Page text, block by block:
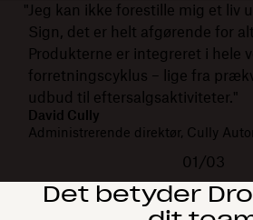
"Jeg kan ikke forestille mig et liv
Sign, det er helt afgørende for
Produkterne er integreret i hele
forretningscyklus – lige fra
udbud til eftersalgsaktiviteter."
David Cully
Administrerende direktør, Cully
01/03
Det betyder